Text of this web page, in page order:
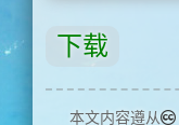
下载
本文内容遵从